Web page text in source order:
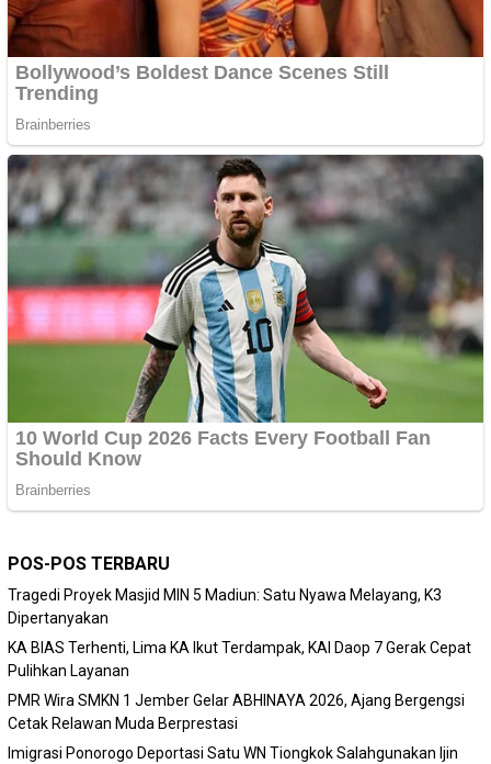
POS-POS TERBARU
Tragedi Proyek Masjid MIN 5 Madiun: Satu Nyawa Melayang, K3
Dipertanyakan
KA BIAS Terhenti, Lima KA Ikut Terdampak, KAI Daop 7 Gerak Cepat
Pulihkan Layanan
PMR Wira SMKN 1 Jember Gelar ABHINAYA 2026, Ajang Bergengsi
Cetak Relawan Muda Berprestasi
Imigrasi Ponorogo Deportasi Satu WN Tiongkok Salahgunakan Ijin